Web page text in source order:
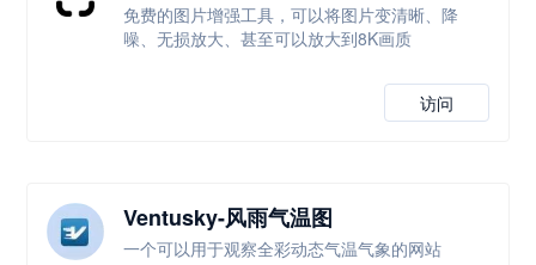
免费的图片增强工具，可以将图片变清晰、降
噪、无损放大、甚至可以放大到8K画质
访问
Ventusky-风雨气温图
一个可以用于观察全彩动态气温气象的网站